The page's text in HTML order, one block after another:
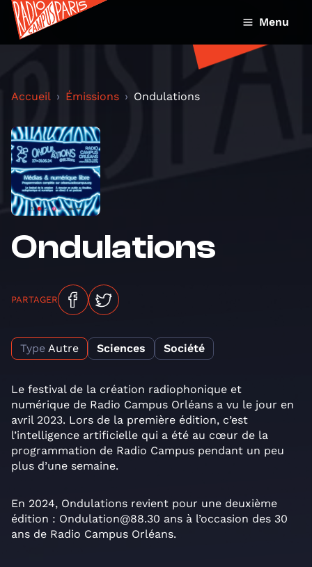
Menu
Accueil Émissions Ondulations
Ondulations
PARTAGER
Type Autre Sciences Société
Le festival de la création radiophonique et
numérique de Radio Campus Orléans a vu le jour en
avril 2023. Lors de la première édition, c’est
l’intelligence artificielle qui a été au cœur de la
programmation de Radio Campus pendant un peu
plus d’une semaine.
En 2024, Ondulations revient pour une deuxième
édition : Ondulation@88.30 ans à l’occasion des 30
ans de Radio Campus Orléans.